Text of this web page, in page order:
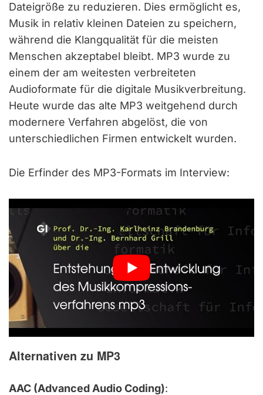
Dateigröße zu reduzieren. Dies ermöglicht es,
Musik in relativ kleinen Dateien zu speichern,
während die Klangqualität für die meisten
Menschen akzeptabel bleibt. MP3 wurde zu
einem der am weitesten verbreiteten
Audioformate für die digitale Musikverbreitung.
Heute wurde das alte MP3 weitgehend durch
modernere Verfahren abgelöst, die von
unterschiedlichen Firmen entwickelt wurden.
Die Erfinder des MP3-Formats im Interview:
Alternativen zu MP3
AAC (Advanced Audio Coding):